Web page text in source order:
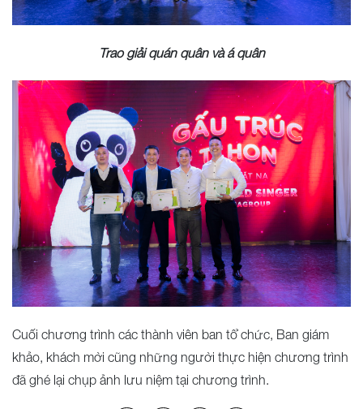
Trao giải quán quân và á quân
Cuối chương trình các thành viên ban tổ chức, Ban giám
khảo, khách mời cũng những người thực hiện chương trình
đã ghé lại chụp ảnh lưu niệm tại chương trình.